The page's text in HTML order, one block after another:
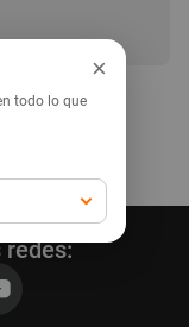
redes:
×
todo lo que